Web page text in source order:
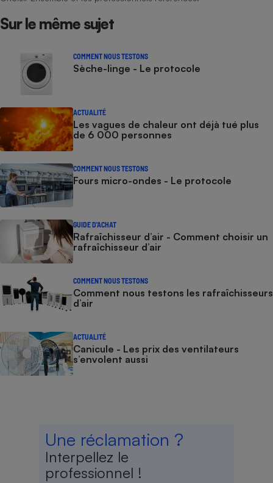
Sur le même sujet
COMMENT NOUS TESTONS
Sèche-linge - Le protocole
ACTUALITÉ
Les vagues de chaleur ont déjà tué plus
de 6 000 personnes
COMMENT NOUS TESTONS
Fours micro-ondes - Le protocole
GUIDE D'ACHAT
Rafraîchisseur d’air - Comment choisir un
rafraîchisseur d’air
COMMENT NOUS TESTONS
Comment nous testons les rafraîchisseurs
d’air
ACTUALITÉ
Canicule - Les prix des ventilateurs
s’envolent aussi
Une réclamation ?
Interpellez le
professionnel !